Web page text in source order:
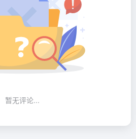
暂无评论...